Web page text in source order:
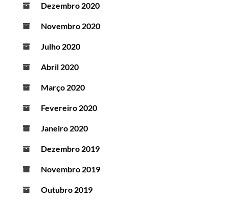
Dezembro 2020
Novembro 2020
Julho 2020
Abril 2020
Março 2020
Fevereiro 2020
Janeiro 2020
Dezembro 2019
Novembro 2019
Outubro 2019